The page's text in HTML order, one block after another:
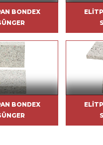
BONDEX
BONDEX